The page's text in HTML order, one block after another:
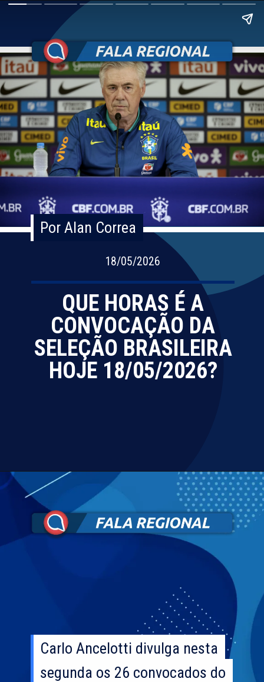
18/05/2026
Por Alan Correa
Por Alan Correa
QUE HORAS É A
CONVOCAÇÃO DA
SELEÇÃO BRASILEIRA
HOJE 18/05/2026?
Carlo Ancelotti divulga nesta
segunda os 26 convocados do
Carlo Ancelotti divulga nesta
segunda os 26 convocados do